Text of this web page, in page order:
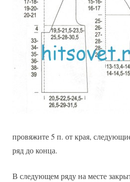
провяжите 5 п. от края,
ряд до конца.
В следующем ряду на месте